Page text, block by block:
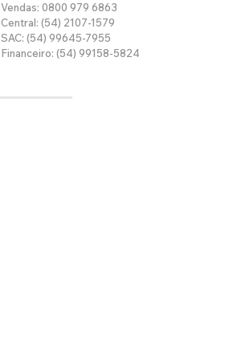
Vendas: 0800 979 6863
Central: (54) 2107-1579
SAC: (54) 99645-7955
Financeiro: (54) 99158-5824